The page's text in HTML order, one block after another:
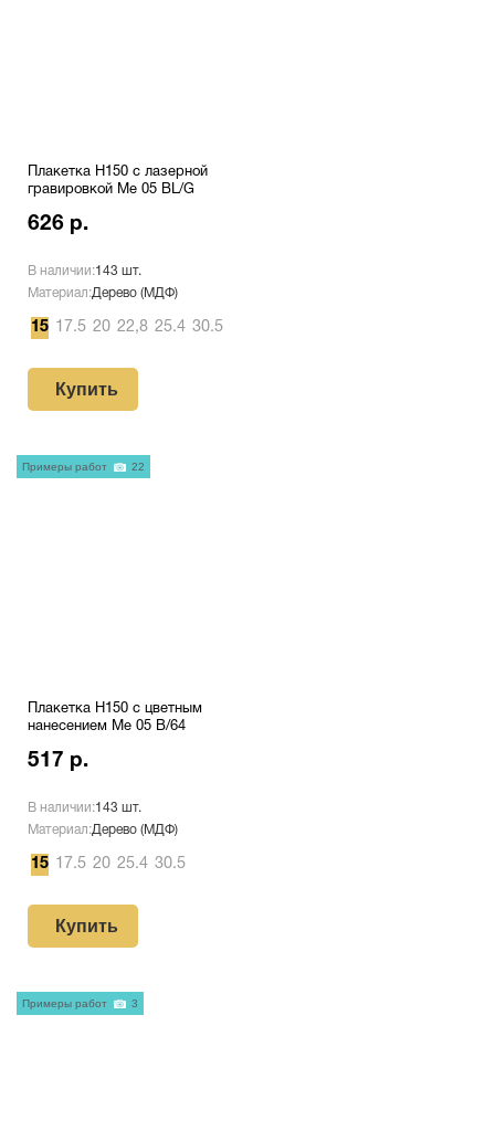
Плакетка H150 с лазерной
гравировкой Me 05 BL/G
626 р.
В наличии:143 шт.
Материал:Дерево (МДФ)
15 17.5 20 22,8 25.4 30.5
Купить
Плакетка H150 с цветным
нанесением Me 05 B/64
517 р.
В наличии:143 шт.
Материал:Дерево (МДФ)
15 17.5 20 25.4 30.5
Купить
Примеры работ 22
Примеры работ 3